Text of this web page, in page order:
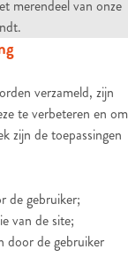
merendeel van onze
verzameld, zijn
te verbeteren en om
zijn de toepassingen
de gebruiker;
van de site;
door de gebruiker